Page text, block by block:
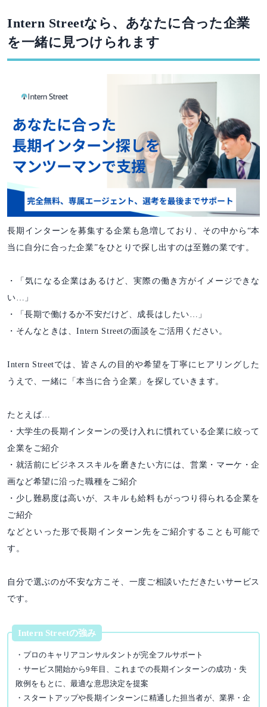
Intern Streetなら、あなたに合った企業
を一緒に見つけられます
長期インターンを募集する企業も急増しており、その中から“本
当に自分に合った企業”をひとりで探し出すのは至難の業です。
・「気になる企業はあるけど、実際の働き方がイメージできな
い…」
・「長期で働けるか不安だけど、成長はしたい…」
・そんなときは、Intern Streetの面談をご活用ください。
Intern Streetでは、皆さんの目的や希望を丁寧にヒアリングした
うえで、一緒に「本当に合う企業」を探していきます。
たとえば…
・大学生の長期インターンの受け入れに慣れている企業に絞って
企業をご紹介
・就活前にビジネススキルを磨きたい方には、営業・マーケ・企
画など希望に沿った職種をご紹介
・少し難易度は高いが、スキルも給料もがっつり得られる企業を
ご紹介
などといった形で長期インターン先をご紹介することも可能で
す。
自分で選ぶのが不安な方こそ、一度ご相談いただきたいサービス
です。
Intern Streetの強み
・プロのキャリアコンサルタントが完全フルサポート
・サービス開始から9年目、これまでの長期インターンの成功・失
敗例をもとに、最適な意思決定を提案
・スタートアップや長期インターンに精通した担当者が、業界・企